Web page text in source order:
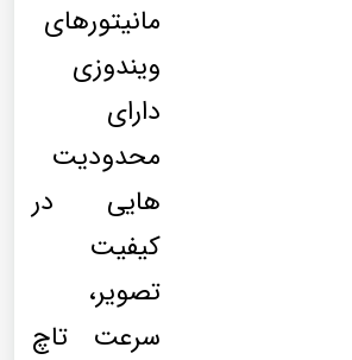
مانیتورهای
ویندوزی
دارای
محدودیت
هایی در
کیفیت
تصویر،
سرعت تاچ